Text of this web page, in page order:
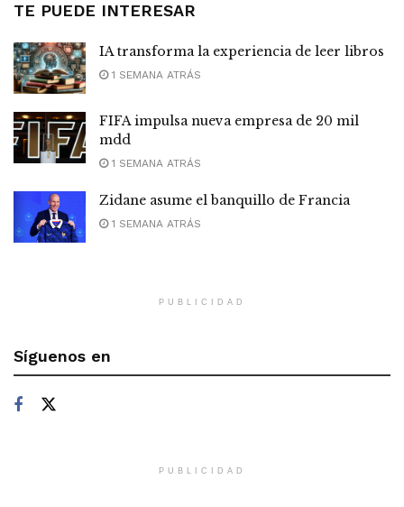
TE PUEDE INTERESAR
IA transforma la experiencia de leer libros
1 SEMANA ATRÁS
FIFA impulsa nueva empresa de 20 mil
mdd
1 SEMANA ATRÁS
Zidane asume el banquillo de Francia
1 SEMANA ATRÁS
PUBLICIDAD
Síguenos en
PUBLICIDAD